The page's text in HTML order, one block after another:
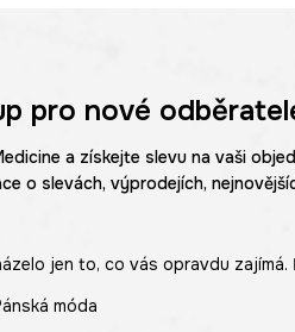
pro nové
a získejte slevu na vaši
o slevách, výprodejích,
jen to, co vás opravdu zajímá.
móda